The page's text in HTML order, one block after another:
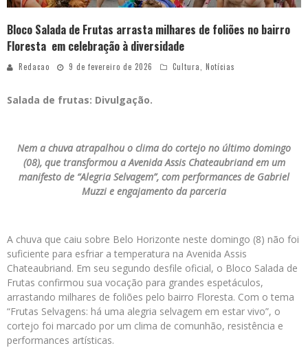
Bloco Salada de Frutas arrasta milhares de foliões no bairro
Floresta em celebração à diversidade
Redacao 9 de fevereiro de 2026 Cultura, Notícias
Salada de frutas: Divulgação.
Nem a chuva atrapalhou o clima do cortejo no último domingo
(08), que transformou a Avenida Assis Chateaubriand em um
manifesto de “Alegria Selvagem”, com performances de Gabriel
Muzzi e engajamento da parceria
A chuva que caiu sobre Belo Horizonte neste domingo (8) não foi
suficiente para esfriar a temperatura na Avenida Assis
Chateaubriand. Em seu segundo desfile oficial, o Bloco Salada de
Frutas confirmou sua vocação para grandes espetáculos,
arrastando milhares de foliões pelo bairro Floresta. Com o tema
“Frutas Selvagens: há uma alegria selvagem em estar vivo”, o
cortejo foi marcado por um clima de comunhão, resistência e
performances artísticas.